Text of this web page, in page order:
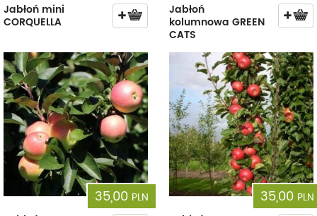
Jabłoń mini
CORQUELLA
Jabłoń
kolumnowa GREEN
CATS
35,00 PLN
35,00 PLN